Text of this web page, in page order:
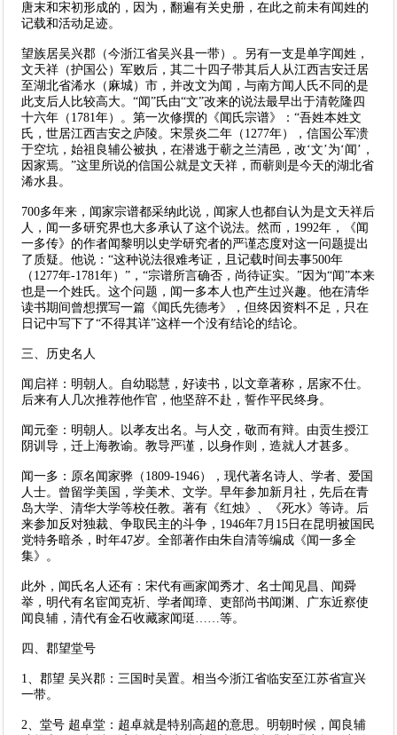
唐末和宋初形成的，因为，翻遍有关史册，在此之前未有闻姓的
记载和活动足迹。
望族居吴兴郡（今浙江省吴兴县一带）。另有一支是单字闻姓，
文天祥（护国公）军败后，其二十四子带其后人从江西吉安迁居
至湖北省浠水（麻城）市，并改文为闻，与南方闻人氏不同的是
此支后人比较高大。“闻”氏由“文”改来的说法最早出于清乾隆四
十六年（1781年）。第一次修撰的《闻氏宗谱》：“吾姓本姓文
氏，世居江西吉安之庐陵。宋景炎二年（1277年），信国公军溃
于空坑，始祖良辅公被执，在潜逃于蕲之兰清邑，改‘文’为‘闻’，
因家焉。”这里所说的信国公就是文天祥，而蕲则是今天的湖北省
浠水县。
700多年来，闻家宗谱都采纳此说，闻家人也都自认为是文天祥后
人，闻一多研究界也大多承认了这个说法。然而，1992年，《闻
一多传》的作者闻黎明以史学研究者的严谨态度对这一问题提出
了质疑。他说：“这种说法很难考证，且记载时间去事500年
（1277年-1781年）”，“宗谱所言确否，尚待证实。”因为“闻”本来
也是一个姓氏。这个问题，闻一多本人也产生过兴趣。他在清华
读书期间曾想撰写一篇《闻氏先德考》，但终因资料不足，只在
日记中写下了“不得其详”这样一个没有结论的结论。
三、历史名人
闻启祥：明朝人。自幼聪慧，好读书，以文章著称，居家不仕。
后来有人几次推荐他作官，他坚辞不赴，誓作平民终身。
闻元奎：明朝人。以孝友出名。与人交，敬而有辩。由贡生授江
阴训导，迁上海教谕。教导严谨，以身作则，造就人才甚多。
闻一多：原名闻家骅（1809-1946），现代著名诗人、学者、爱国
人士。曾留学美国，学美术、文学。早年参加新月社，先后在青
岛大学、清华大学等校任教。著有《红烛》、《死水》等诗。后
来参加反对独裁、争取民主的斗争，1946年7月15日在昆明被国民
党特务暗杀，时年47岁。全部著作由朱自清等编成《闻一多全
集》。
此外，闻氏名人还有：宋代有画家闻秀才、名士闻见昌、闻舜
举，明代有名宦闻克祈、学者闻璋、吏部尚书闻渊、广东近察使
闻良辅，清代有金石收藏家闻珽……等。
四、郡望堂号
1、郡望 吴兴郡：三国时吴置。相当今浙江省临安至江苏省宣兴
一带。
2、堂号 超卓堂：超卓就是特别高超的意思。明朝时候，闻良辅